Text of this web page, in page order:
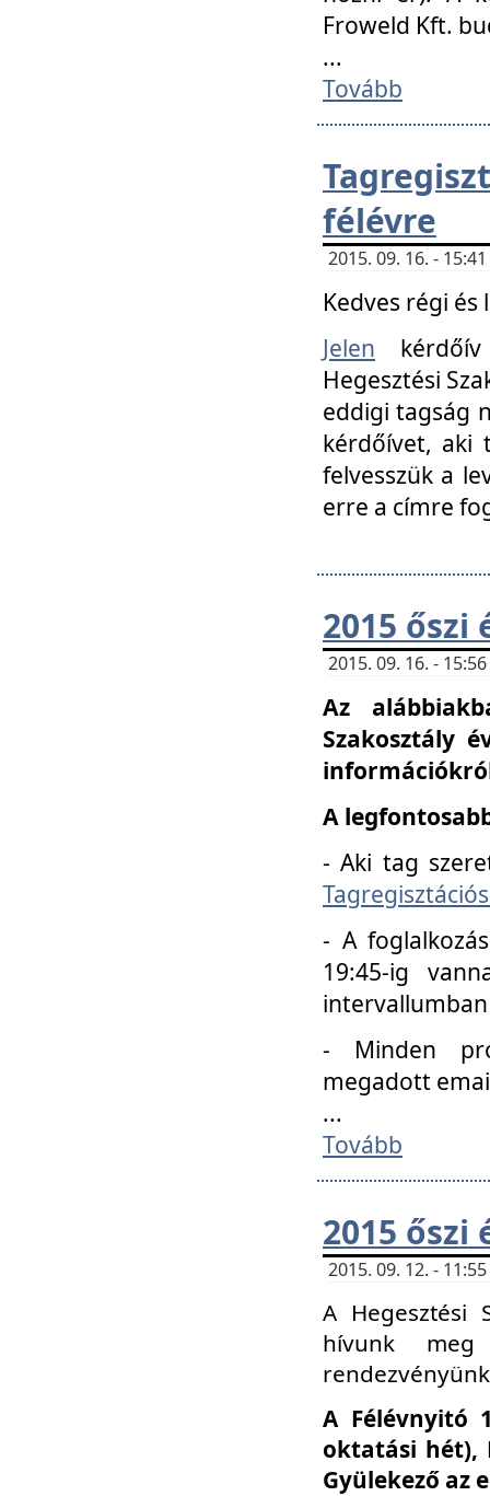
Froweld Kft.
...
Tovább
félévre
2015. 09. 16. -
Kedves régi
Jelen
Hegesztési
eddigi tagság
kérdőívet, aki
felvesszük a
erre a címre
2015 őszi
2015. 09. 16. -
Az
Szakosztály
A
- Aki tag
- A
19:45-ig
- Minden
megadott
...
Tovább
2015
2015. 09. 12. -
A Hegesztési
hívunk
A Félévnyitó
oktatási hét),
Gyülekező az